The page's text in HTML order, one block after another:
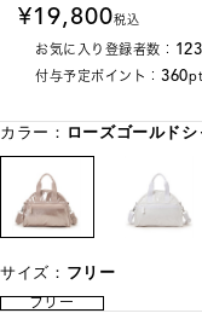
19,800税込
お気に入り登録者数： 123
付与予定ポイント： 360pt
カラー： ローズゴールドシ
サイズ： フリー
フリー